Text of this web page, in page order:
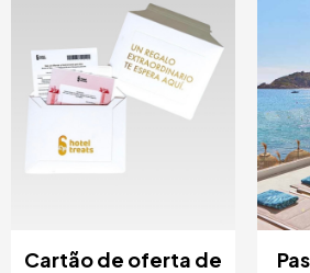
Cartão de oferta de